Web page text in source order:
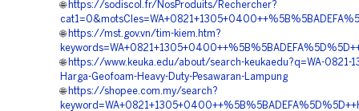
🌐 https://sodiscol.fr/NosProduits/Rechercher?
🌐 https://mst.gov.vn/tim-kiem.htm?
🌐 https://www.keuka.edu/about/search-keukaedu?q=WA-0821-
Harga-Geofoam-Heavy-Duty-Pesawaran-Lampung
🌐 https://shopee.com.my/search?